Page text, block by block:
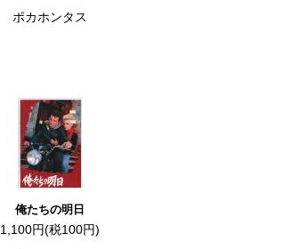
ポカホンタス
俺たちの明日
1,100円(税100円)